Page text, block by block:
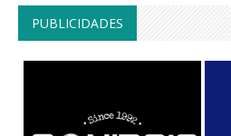
PUBLICIDADES